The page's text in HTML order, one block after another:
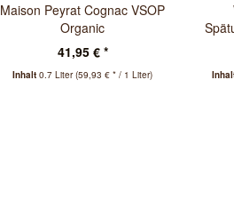
Maison Peyrat Cognac VSOP
Organic
41,95 € *
Inhalt0.7 Liter(59,93 € * / 1 Liter)